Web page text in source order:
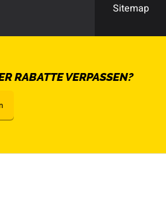
Sitemap
RABATTE VERPASSEN?